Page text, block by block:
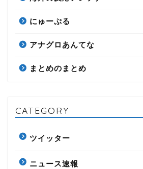
にゅーぷる
アナグロあんてな
まとめのまとめ
CATEGORY
ツイッター
ニュース速報